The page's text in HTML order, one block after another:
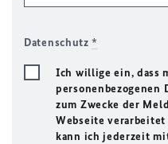
Datenschutz*
Ich willige ein, dass
personenbezogenen
zum Zwecke der
Webseite
kann ich jederzeit